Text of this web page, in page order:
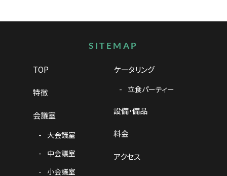
サイトマップ
SITEMAP
TOP
特徴
会議室
大会議室
中会議室
小会議室
ケータリング
立食パーティー
設備・備品
料金
アクセス